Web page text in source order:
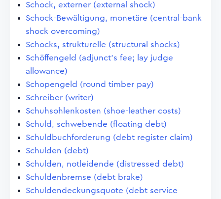
Schock, externer (external shock)
Schock-Bewältigung, monetäre (central-bank
shock overcoming)
Schocks, strukturelle (structural shocks)
Schöffengeld (adjunct's fee; lay judge
allowance)
Schopengeld (round timber pay)
Schreiber (writer)
Schuhsohlenkosten (shoe-leather costs)
Schuld, schwebende (floating debt)
Schuldbuchforderung (debt register claim)
Schulden (debt)
Schulden, notleidende (distressed debt)
Schuldenbremse (debt brake)
Schuldendeckungsquote (debt service